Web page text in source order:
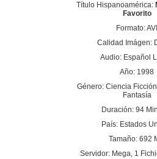
Título Hispanoamérica:
Favorito
Formato: AVI
Calidad Imágen:
Audio: Español
Año: 1998
Género: Ciencia
Fantasía
Duración: 94
País: Estados
Tamaño: 692
Servidor: Mega, 1